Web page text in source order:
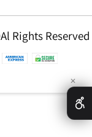
Rights Reserved
✕